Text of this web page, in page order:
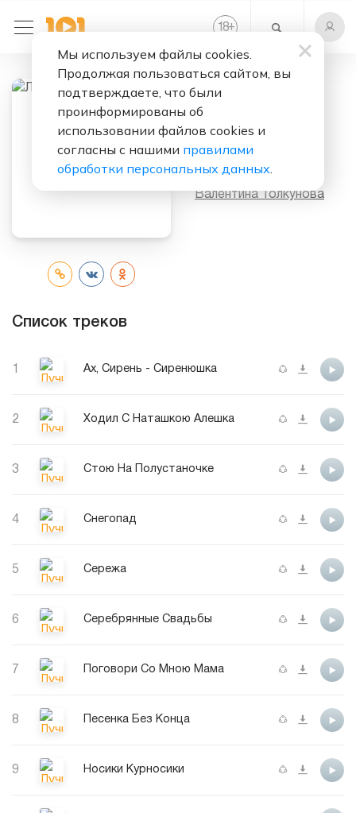
18+
Слушать бесплатно
Исполнитель:
Валентина Толкунова
Список треков
1 Ах, Сирень - Сиренюшка
2 Ходил С Наташкою Алешка
3 Стою На Полустаночке
4 Снегопад
5 Сережа
6 Серебрянные Свадьбы
7 Поговори Со Мною Мама
8 Песенка Без Конца
9 Носики Курносики
Мы используем файлы cookies.
Продолжая пользоваться сайтом, вы
подтверждаете, что были
проинформированы об
использовании файлов cookies и
согласны с нашими правилами
обработки персональных данных.